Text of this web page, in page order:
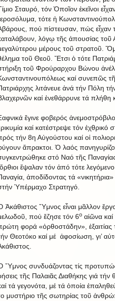
Σταυρό, τόν Ὁποῖον ἐκεῖνοι
τότε ἡ
πού πίστευσαν, πώς εἶχαν
λόγῳ τῆς ἀπουσίας τοῦ
μέρους τοῦ στρατοῦ.
τοῦ Θεοῦ. Ἔτσι ὁ τότε
τοῦ Φρούραρχου Βώνου
καί συνεπῶς
λιτάνευε ἀνά τήν Πόλη
καί ἐνεθάρρυνε τά πλήθη
ἔγινε φοβερός
καί κατέστρεψε τόν ἐχθρικό
τήν 8η Αὐγούστου καί οἱ
ἄπρακτοι. Ὁ λαός
στό Ναό τῆς
ἔψαλαν τόν ἀπό τότε
ἀποδίδοντας τά
Ὑπέρμαχο Στρατηγό.
Ἀκάθιστος Ὕμνος εἶναι μᾶλλον
πού ἔζησε τόν 6ο αἰῶνα
φορά «ὀρθοστάδην»,
Θεοτόκο καί μέ ἀφοσίωση, γι’
Ὕμνος συνδυάζοντας τίς
τῆς Παλαιᾶς Διαθήκης γιά
τά γεγονότα, μέ τά ὁποία
μυστήριο τῆς σωτηρίας τοῦ